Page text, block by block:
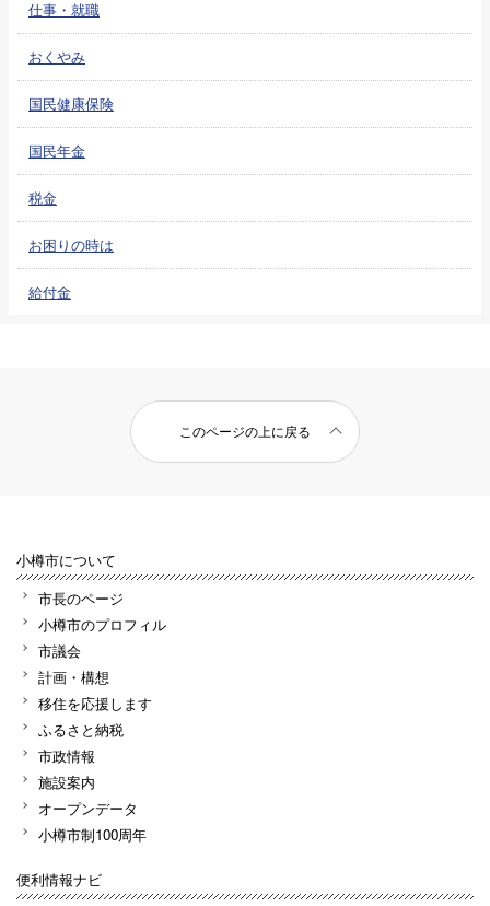
仕事・就職
おくやみ
国民健康保険
国民年金
税金
お困りの時は
給付金
このページの上に戻る
小樽市について
市長のページ
小樽市のプロフィル
市議会
計画・構想
移住を応援します
ふるさと納税
市政情報
施設案内
オープンデータ
小樽市制100周年
便利情報ナビ